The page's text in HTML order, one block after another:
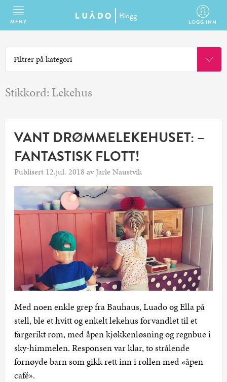
Blogg
MENY LOGG INN
Stikkord: Lekehus
VANT DRØMMELEKEHUSET: –
FANTASTISK FLOTT!
Publisert 12.jul. 2018 av Jarle Naustvik
Med noen enkle grep fra Bauhaus, Luado og Ella på
stell, ble et hvitt og enkelt lekehus forvandlet til et
fargerikt rom, med åpen kjøkkenløsning og regnbue i
sky-himmelen. Responsen var klar, to strålende
fornøyde barn som gikk rett inn i rollen med «åpen
café».